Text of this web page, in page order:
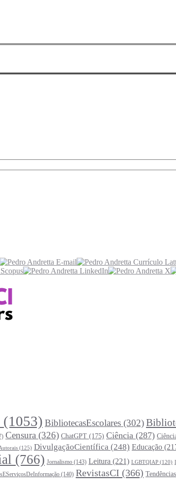
(1053) BibliotecasEscolares (302)
Censura (326) ChatGPT (175) Ciência (287)
(125) DivulgaçãoCientífica (248) Educação
(766) Jornalismo (143) Leitura (221) LGBTQIAP (120)
(140) RevistasCI (366) Tendências